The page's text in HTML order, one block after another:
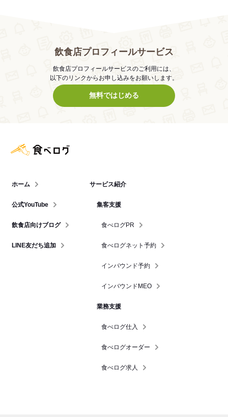
飲食店プロフィールサービス
飲食店プロフィールサービスのご利用には、
以下のリンクからお申し込みをお願いします。
無料ではじめる
ホーム
公式YouTube
飲食店向けブログ
LINE友だち追加
サービス紹介
集客支援
食べログPR
食べログネット予約
インバウンド予約
インバウンドMEO
業務支援
食べログ仕入
食べログオーダー
食べログ求人